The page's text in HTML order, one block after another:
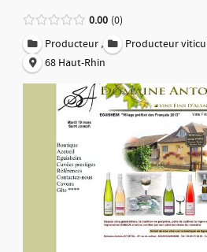
0.00 0
Producteur , Producteur
68 Haut-Rhin